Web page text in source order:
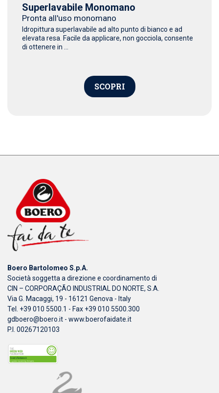
Superlavabile Monomano
Pronta all'uso monomano
Idropittura superlavabile ad alto punto di bianco e ad
elevata resa. Facile da applicare, non gocciola, consente
di ottenere in ...
SCOPRI
Boero Bartolomeo S.p.A.
Società soggetta a direzione e coordinamento di
CIN – CORPORAÇÃO INDUSTRIAL DO NORTE, S.A.
Via G. Macaggi, 19 - 16121 Genova - Italy
Tel. +39 010 5500.1 - Fax +39 010 5500.300
gdboero@boero.it - www.boerofaidate.it
P.I. 00267120103